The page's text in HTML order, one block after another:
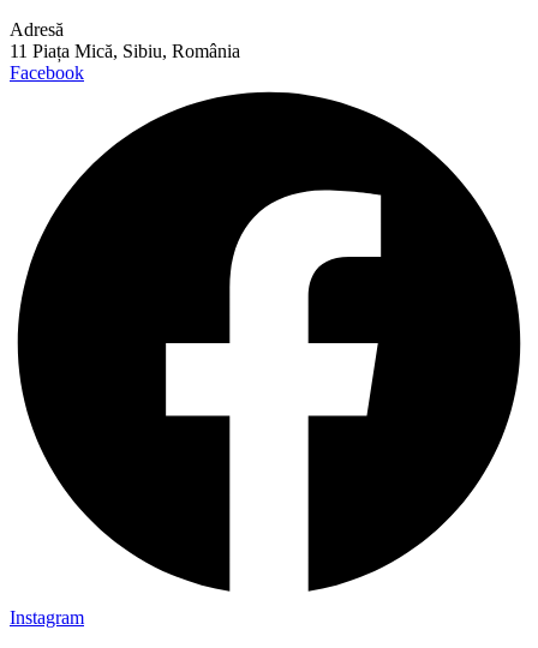
Adresă
11 Piața Mică, Sibiu, România
Facebook
Instagram